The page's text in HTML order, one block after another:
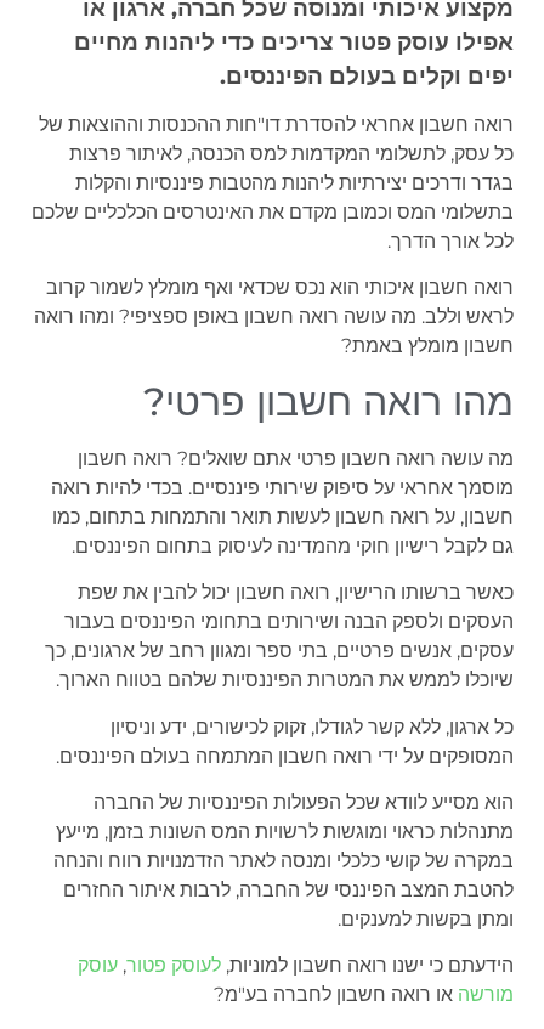
מקצוע איכותי ומנוסה שכל חברה, ארגון או
אפילו עוסק פטור צריכים כדי ליהנות מחיים
יפים וקלים בעולם הפיננסים.
רואה חשבון אחראי להסדרת דו"חות ההכנסות וההוצאות של
כל עסק, לתשלומי המקדמות למס הכנסה, לאיתור פרצות
בגדר ודרכים יצירתיות ליהנות מהטבות פיננסיות והקלות
בתשלומי המס וכמובן מקדם את האינטרסים הכלכליים שלכם
לכל אורך הדרך.
רואה חשבון איכותי הוא נכס שכדאי ואף מומלץ לשמור קרוב
לראש וללב. מה עושה רואה חשבון באופן ספציפי? ומהו רואה
חשבון מומלץ באמת?
מהו רואה חשבון פרטי?
מה עושה רואה חשבון פרטי אתם שואלים? רואה חשבון
מוסמך אחראי על סיפוק שירותי פיננסיים. בכדי להיות רואה
חשבון, על רואה חשבון לעשות תואר והתמחות בתחום, כמו
גם לקבל רישיון חוקי מהמדינה לעיסוק בתחום הפיננסים.
כאשר ברשותו הרישיון, רואה חשבון יכול להבין את שפת
העסקים ולספק הבנה ושירותים בתחומי הפיננסים בעבור
עסקים, אנשים פרטיים, בתי ספר ומגוון רחב של ארגונים, כך
שיוכלו לממש את המטרות הפיננסיות שלהם בטווח הארוך.
כל ארגון, ללא קשר לגודלו, זקוק לכישורים, ידע וניסיון
המסופקים על ידי רואה חשבון המתמחה בעולם הפיננסים.
הוא מסייע לוודא שכל הפעולות הפיננסיות של החברה
מתנהלות כראוי ומוגשות לרשויות המס השונות בזמן, מייעץ
במקרה של קושי כלכלי ומנסה לאתר הזדמנויות רווח והנחה
להטבת המצב הפיננסי של החברה, לרבות איתור החזרים
ומתן בקשות למענקים.
הידעתם כי ישנו רואה חשבון למוניות, לעוסק פטור, עוסק
מורשה או רואה חשבון לחברה בע"מ?